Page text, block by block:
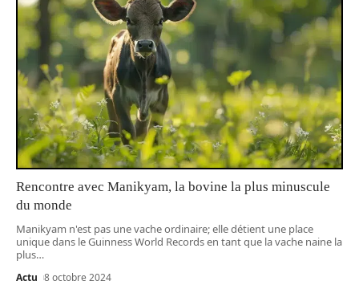
Rencontre avec Manikyam, la bovine la plus minuscule
du monde
Manikyam n'est pas une vache ordinaire; elle détient une place
unique dans le Guinness World Records en tant que la vache naine la
plus…
Actu 8 octobre 2024